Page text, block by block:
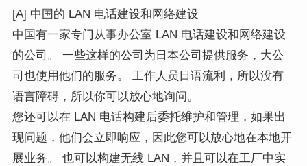
[A] 中国的 LAN 电话建设和网络建设
中国有一家专门从事办公室 LAN 电话建设和网络建设
的公司。 一些这样的公司为日本公司提供服务，大公
司也使用他们的服务。 工作人员日语流利，所以没有
语言障碍，所以你可以放心地询问。
您还可以在 LAN 电话构建后委托维护和管理，如果出
现问题，他们会立即响应，因此您可以放心地在本地开
展业务。 也可以构建无线 LAN，并且可以在工厂中实